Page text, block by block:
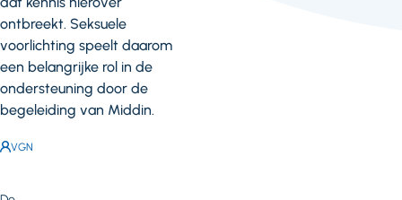
ontbreekt. Seksuele
voorlichting speelt daarom
een belangrijke rol in de
ondersteuning door de
begeleiding van Middin.
Auteur:
VGN